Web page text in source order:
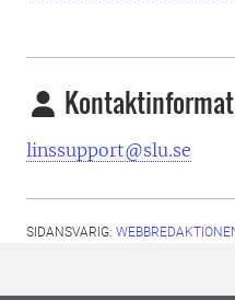
linssupport@slu.se
SIDANSVARIG: